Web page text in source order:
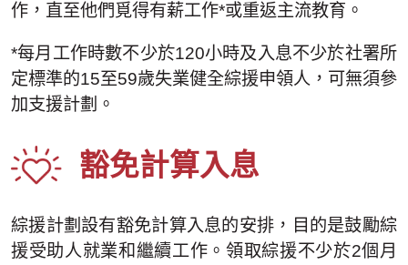
作，直至他們覓得有薪工作*或重返主流教育。
*每月工作時數不少於120小時及入息不少於社署所
定標準的15至59歲失業健全綜援申領人，可無須參
加支援計劃。
豁免計算入息
綜援計劃設有豁免計算入息的安排，目的是鼓勵綜
援受助人就業和繼續工作。領取綜援不少於2個月